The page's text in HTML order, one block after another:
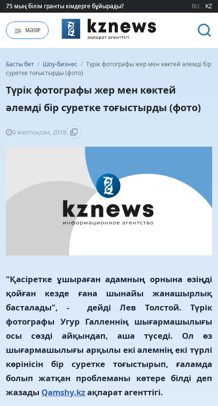
75 мың білім гранты кімдерге бұйырады?
75 мың білім гранты кімдерге бұйырады? RU KZ
МӘЗІР
Басты бет / Шоу-бизнес / Түрік фотографы жер мен көктей әлемді бір
суретке тоғыстырды (фото)
Түрік фотографы жер мен көктей
әлемді бір суретке тоғыстырды (фото)
9 желтоқсан, 2018
"Қасіретке ұшыраған адамның орнына өзіңді
қойған кезде ғана шынайы жанашырлық
басталады", - дейді Лев Толстой. Түрік
фотографы Угур Галленнің шығармашылығы
осы сөзді айқындап, аша түседі. Ол өз
шығармашылығы арқылы екі әлемнің екі түрлі
көрінісін бір суретке тоғыстырып, ғаламда
болып жатқан проблеманы көтере білді деп
жазады Qamshy.kzақпарат агенттігі.